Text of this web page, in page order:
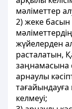
мәліметтер
2) жеке
жүйелерден
расталатын,
заңнамасына
арнаулы
тағайындауға
келмеуі;